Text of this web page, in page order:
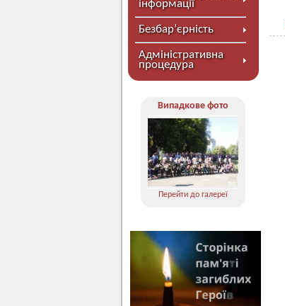
інформації
Безбар’єрність
Адміністративна
процедура
Випадкове фото
Перейти до галереї